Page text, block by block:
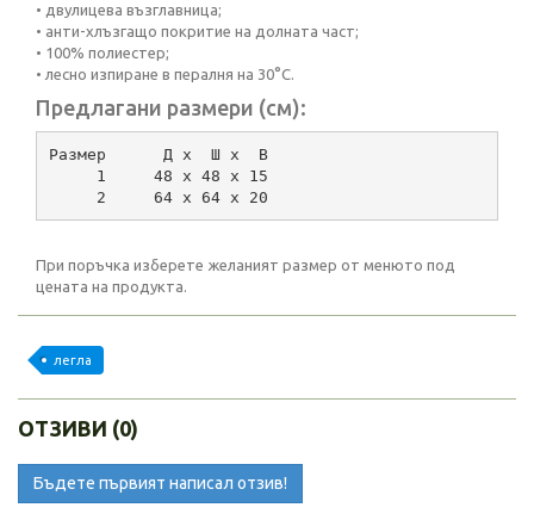
• двулицева възглавница;
• анти-хлъзгащо покритие на долната част;
• 100% полиестер;
• лесно изпиране в пералня на 30°C.
Предлагани размери (см):
Размер      Д х  Ш х  В
     1     48 х 48 х 15
     2     64 х 64 х 20
При поръчка изберете желаният размер от менюто под
цената на продукта.
легла
ОТЗИВИ (0)
Бъдете първият написал отзив!